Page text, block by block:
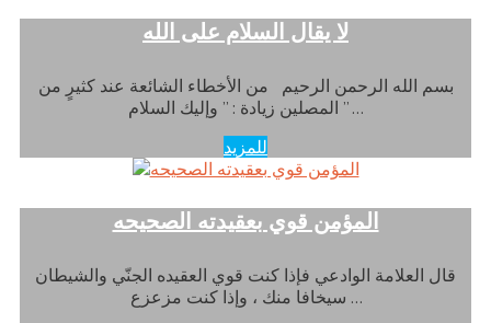
لا يقال السلام على الله
بسم الله الرحمن الرحيم من الأخطاء الشائعة عند كثيرٍ من
المصلين زيادة : ” وإليك السلام ” …
للمزيد
المؤمن قوي بعقيدته الصحيحه
قال العلامة الوادعي فإذا كنت قوي العقيده الجنّي والشيطان
سيخافا منك ، وإذا كنت مزعزع …